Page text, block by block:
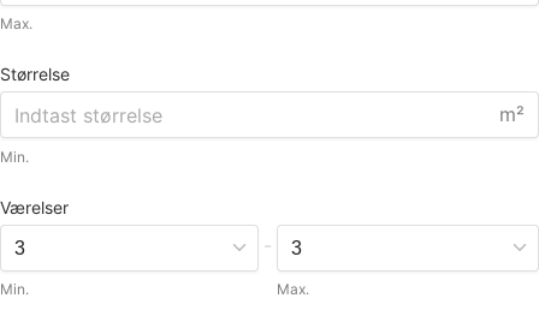
Max.
Størrelse
m²
Min.
Værelser
Min.
-
Max.